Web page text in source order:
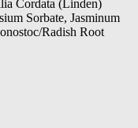
Cordata (Linden)
Sorbate, Jasminum
Radish Root